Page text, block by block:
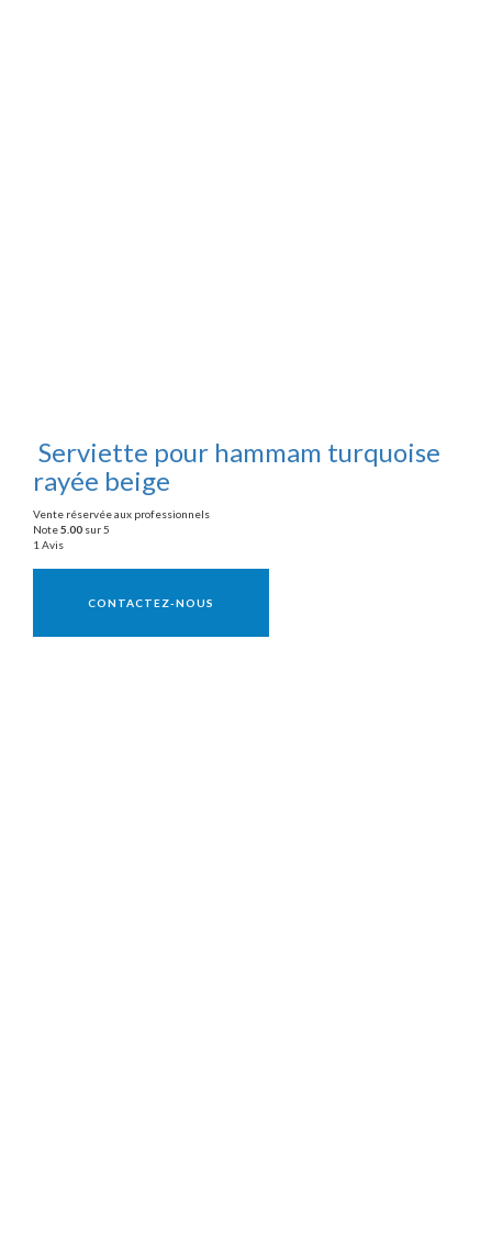
Serviette pour hammam turquoise
rayée beige
Vente réservée aux professionnels
Note5.00 sur 5
1 Avis
CONTACTEZ-NOUS